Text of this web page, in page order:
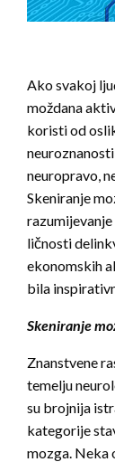
Ako svakoj
moždana
koristi od
neuropravo,
Skeniranje
ličnosti
ekonomskih
bila
Skeniranje
Znanstvene
temelju
su brojnija
kategorije
mozga. Neka